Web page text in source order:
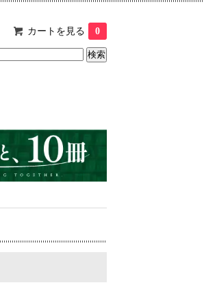
カートを見る 0